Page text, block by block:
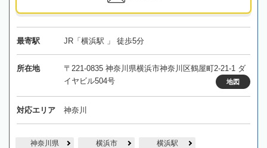
最寄駅 JR「横浜駅 」 徒歩5分
所在地
〒221-0835 神奈川県横浜市神奈川区鶴屋町2-21-1 ダ
イヤビル504号
地図
対応エリア 神奈川
神奈川県 横浜市 横浜駅